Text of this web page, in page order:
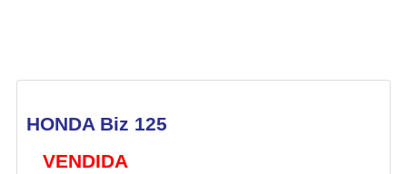
HONDA Biz 125
VENDIDA